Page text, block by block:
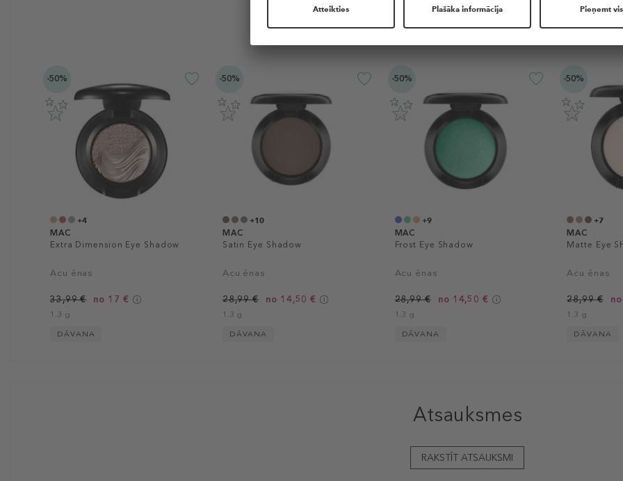
Līdzīgi produkti
-50%
+4
MAC
Extra Dimension Eye Shadow
Acu ēnas
33,99 € no 17 €
1.3 g
DĀVANA
-50%
+10
MAC
Satin Eye Shadow
Acu ēnas
28,99 € no 14,50 €
1.3 g
DĀVANA
-50%
+9
MAC
Frost Eye Shadow
Acu ēnas
28,99 € no 14,50 €
1.3 g
DĀVANA
-50%
+7
MAC
Matte Eye
Acu ēnas
28,99 €
1.3 g
DĀVANA
Atsauksmes
RAKSTĪT ATSAUKSMI